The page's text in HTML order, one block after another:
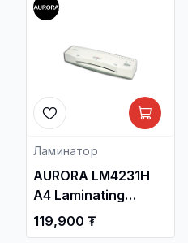
Ламинатор
AURORA LM4231H
A4 Laminating
Machine
119,900 ₮